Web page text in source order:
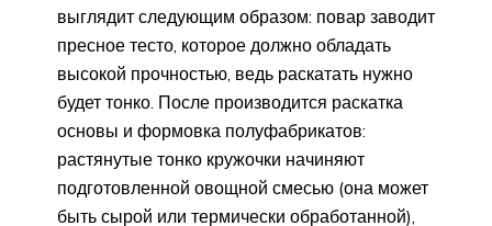
выглядит следующим образом: повар заводит
пресное тесто, которое должно обладать
высокой прочностью, ведь раскатать нужно
будет тонко. После производится раскатка
основы и формовка полуфабрикатов:
растянутые тонко кружочки начиняют
подготовленной овощной смесью (она может
быть сырой или термически обработанной),